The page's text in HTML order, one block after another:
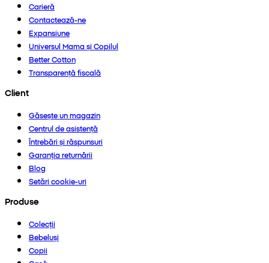
Carieră
Contactează-ne
Expansiune
Universul Mama și Copilul
Better Cotton
Transparență fiscală
Client
Găsește un magazin
Centrul de asistență
Întrebări și răspunsuri
Garanția returnării
Blog
Setări cookie-uri
Produse
Colecții
Bebeluși
Copii